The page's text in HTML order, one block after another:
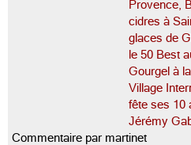
Provence,
cidres à
glaces de
le 50 Best
Gourgel à
Village
fête ses 10
Jérémy
Commentaire par martinet